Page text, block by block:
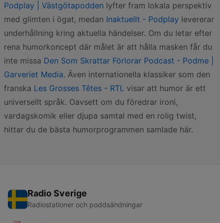
Podplay | Västgötapodden lyfter fram lokala perspektiv
med glimten i ögat, medan Inaktuellt - Podplay levererar
underhållning kring aktuella händelser. Om du letar efter
rena humorkoncept där målet är att hålla masken får du
inte missa Den Som Skrattar Förlorar Podcast - Podme |
Garveriet Media. Även internationella klassiker som den
franska Les Grosses Têtes - RTL visar att humor är ett
universellt språk. Oavsett om du föredrar ironi,
vardagskomik eller djupa samtal med en rolig twist,
hittar du de bästa humorprogrammen samlade här.
Radio Sverige
Radiostationer och poddsändningar